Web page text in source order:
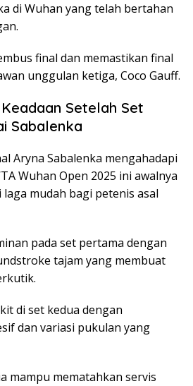
di Wuhan yang telah bertahan
final dan memastikan final
unggulan ketiga, Coco Gauff.
Setelah Set
Sabalenka
Aryna Sabalenka mengahadapi
Wuhan Open 2025 ini awalnya
mudah bagi petenis asal
pada set pertama dengan
tajam yang membuat
di set kedua dengan
dan variasi pukulan yang
mampu mematahkan servis